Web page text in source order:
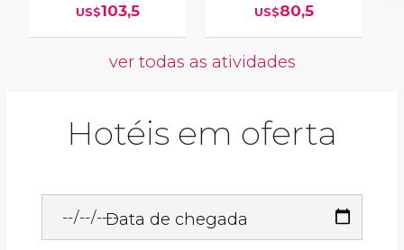
US$103,5
US$80,5
ver todas as atividades
Hotéis em oferta
Data de chegada